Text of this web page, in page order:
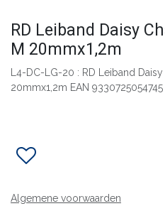
RD Leiband Daisy
M 20mmx1,2m
L4-DC-LG-20 : RD Leiband
20mmx1,2m EAN 9330725054745
Algemene voorwaarden